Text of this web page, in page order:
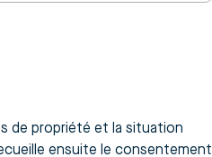
de propriété et la situation
ensuite le consentement